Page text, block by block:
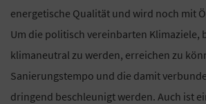
energetische Qualität und wird noch mit
Um die politisch vereinbarten Klimaziele,
klimaneutral zu werden, erreichen zu
Sanierungstempo und die damit
dringend beschleunigt werden. Auch ist